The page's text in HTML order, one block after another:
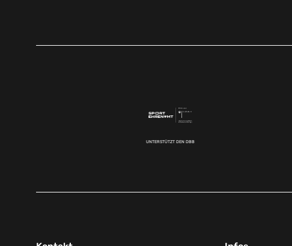
UNTERSTÜTZT DEN DBB